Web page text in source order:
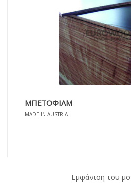
ΜΠΕΤΟΦΙΛΜ
MADE IN AUSTRIA
Εμφάνιση του